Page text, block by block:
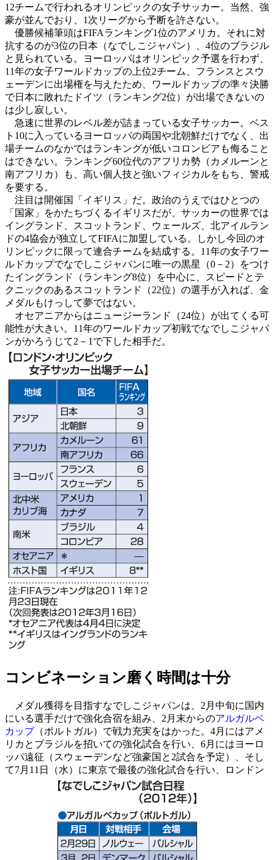
12チームで行われるオリンピックの女子サッカー。当然、強
豪が並んでおり、1次リーグから予断を許さない。
優勝候補筆頭はFIFAランキング1位のアメリカ。それに対
抗するのが3位の日本（なでしこジャパン）、4位のブラジル
と見られている。ヨーロッパはオリンピック予選を行わず、
11年の女子ワールドカップの上位2チーム、フランスとスウ
ェーデンに出場権を与えたため、ワールドカップの準々決勝
で日本に敗れたドイツ（ランキング2位）が出場できないの
は少し寂しい。
急速に世界のレベル差が詰まっている女子サッカー。ベス
ト10に入っているヨーロッパの両国や北朝鮮だけでなく、出
場チームのなかではランキングが低いコロンビアも侮ること
はできない。ランキング60位代のアフリカ勢（カメルーンと
南アフリカ）も、高い個人技と強いフィジカルをもち、警戒
を要する。
注目は開催国「イギリス」だ。政治のうえではひとつの
「国家」をかたちづくるイギリスだが、サッカーの世界では
イングランド、スコットランド、ウェールズ、北アイルラン
ドの4協会が独立してFIFAに加盟している。しかし今回のオ
リンピックに限って連合チームを結成する。11年の女子ワー
ルドカップでなでしこジャパンに唯一の黒星（0－2）をつけ
たイングランド（ランキング8位）を中心に、スピードとテ
クニックのあるスコットランド（22位）の選手が入れば、金
メダルもけっして夢ではない。
オセアニアからはニュージーランド（24位）が出てくる可
能性が大きい。11年のワールドカップ初戦でなでしこジャパ
ンがかろうじて2－1で下した相手だ。
コンビネーション磨く時間は十分
メダル獲得を目指すなでしこジャパンは、2月中旬に国内
にいる選手だけで強化合宿を組み、2月末からのアルガルベ
カップ（ポルトガル）で戦力充実をはかった。4月にはアメ
リカとブラジルを招いての強化試合を行い、6月にはヨーロ
ッパ遠征（スウェーデンなど強豪国と2試合を予定）、そし
て7月11日（水）に東京で最後の強化試合を行い、ロンドン